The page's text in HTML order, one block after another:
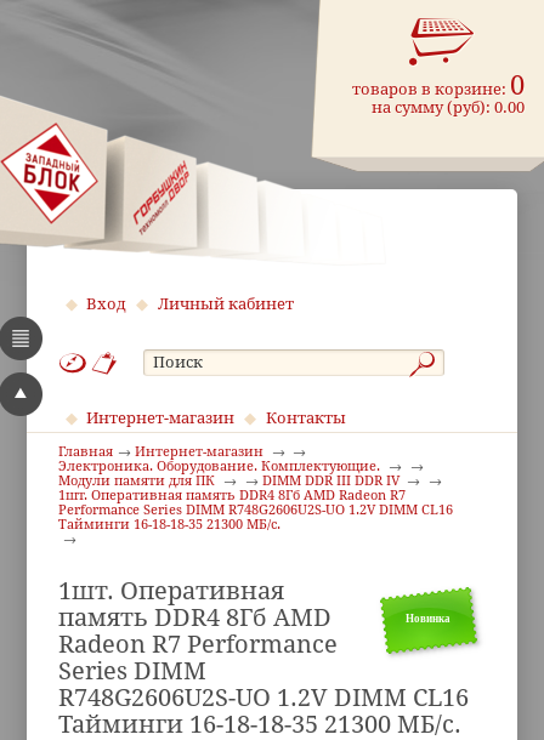
товаров в корзине: 0
на сумму (руб):0.00
Вход Личный кабинет
Интернет-магазин Контакты
Главная
Интернет-магазин
Электроника. Оборудование. Комплектующие.
Модули памяти для ПК
DIMM DDR III DDR IV
1шт. Оперативная память DDR4 8Гб AMD Radeon R7
Performance Series DIMM R748G2606U2S-UO 1.2V DIMM CL16
Тайминги 16-18-18-35 21300 МБ/с.
Новинка
1шт. Оперативная
память DDR4 8Гб AMD
Radeon R7 Performance
Series DIMM
R748G2606U2S-UO 1.2V DIMM CL16
Тайминги 16-18-18-35 21300 МБ/с.